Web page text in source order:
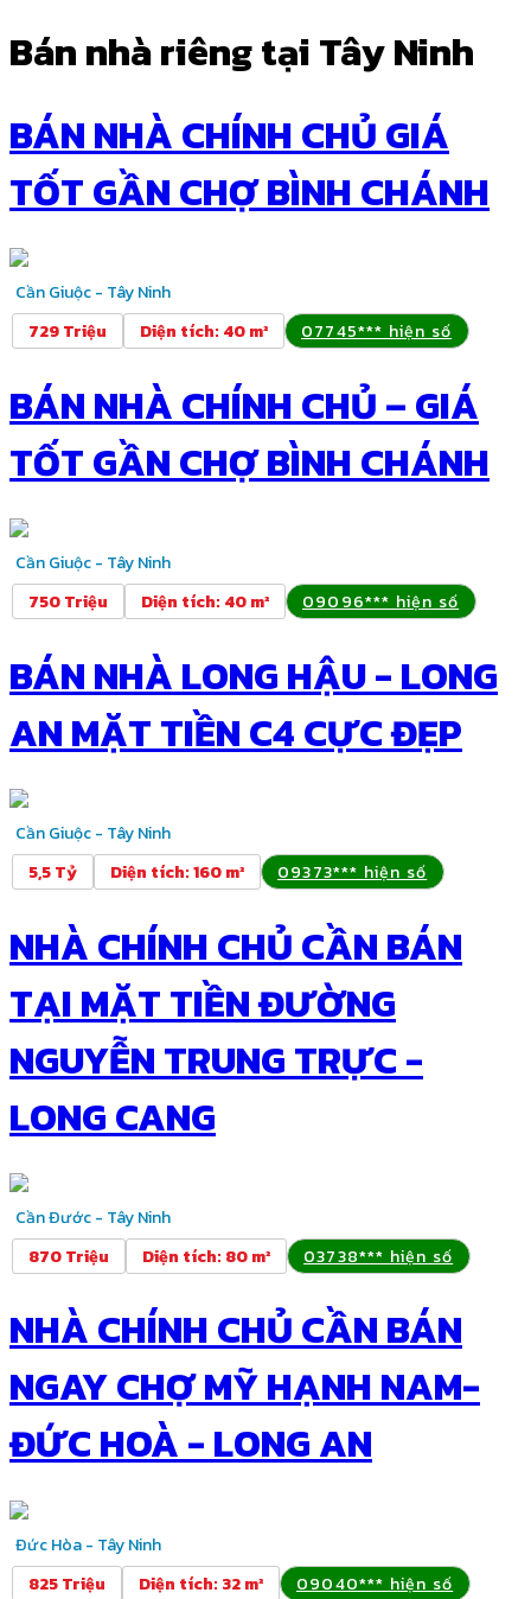
Bán nhà riêng tại Tây Ninh
BÁN NHÀ CHÍNH CHỦ GIÁ
TỐT GẦN CHỢ BÌNH CHÁNH
Cần Giuộc - Tây Ninh
729 Triệu
Diện tích: 40 m² 07745*** hiện số
BÁN NHÀ CHÍNH CHỦ – GIÁ
TỐT GẦN CHỢ BÌNH CHÁNH
Cần Giuộc - Tây Ninh
750 Triệu
Diện tích: 40 m² 09096*** hiện số
BÁN NHÀ LONG HẬU - LONG
AN MẶT TIỀN C4 CỰC ĐẸP
Cần Giuộc - Tây Ninh
5,5 Tỷ
Diện tích:160 m² 09373*** hiện số
NHÀ CHÍNH CHỦ CẦN BÁN
TẠI MẶT TIỀN ĐƯỜNG
NGUYỄN TRUNG TRỰC -
LONG CANG
Cần Đước - Tây Ninh
870 Triệu
Diện tích: 80 m² 03738*** hiện số
NHÀ CHÍNH CHỦ CẦN BÁN
NGAY CHỢ MỸ HẠNH NAM-
ĐỨC HOÀ - LONG AN
Đức Hòa - Tây Ninh
825 Triệu
Diện tích: 32 m² 09040*** hiện số